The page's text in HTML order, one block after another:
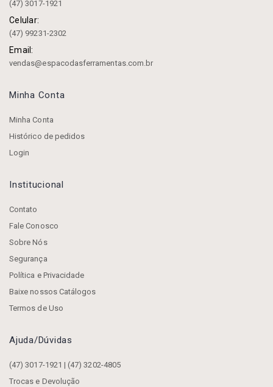
(47) 3017-1921
Celular:
(47) 99231-2302
Email:
vendas@espacodasferramentas.com.br
Minha Conta
Minha Conta
Histórico de pedidos
Login
Institucional
Contato
Fale Conosco
Sobre Nós
Segurança
Política e Privacidade
Baixe nossos Catálogos
Termos de Uso
Ajuda/dúvidas
(47) 3017-1921 | (47) 3202-4805
Trocas e Devolução